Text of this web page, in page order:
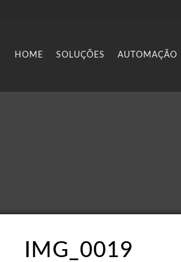
HOME SOLUÇÕES AUTOMAÇÃO
IMG_0019